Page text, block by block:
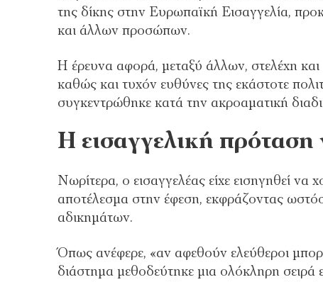
της δίκης στην Ευρωπαϊκή Εισαγγελία,
και άλλων προσώπων.
Η έρευνα αφορά, μεταξύ άλλων, στελέχη και
καθώς και τυχόν ευθύνες της εκάστοτε
συγκεντρώθηκε κατά την ακροαματική
Η εισαγγελική πρόταση
Νωρίτερα, ο εισαγγελέας είχε εισηγηθεί
αποτέλεσμα στην έφεση, εκφράζοντας
αδικημάτων.
Όπως ανέφερε, «αν αφεθούν ελεύθεροι
διάστημα μεθοδεύτηκε μια ολόκληρη